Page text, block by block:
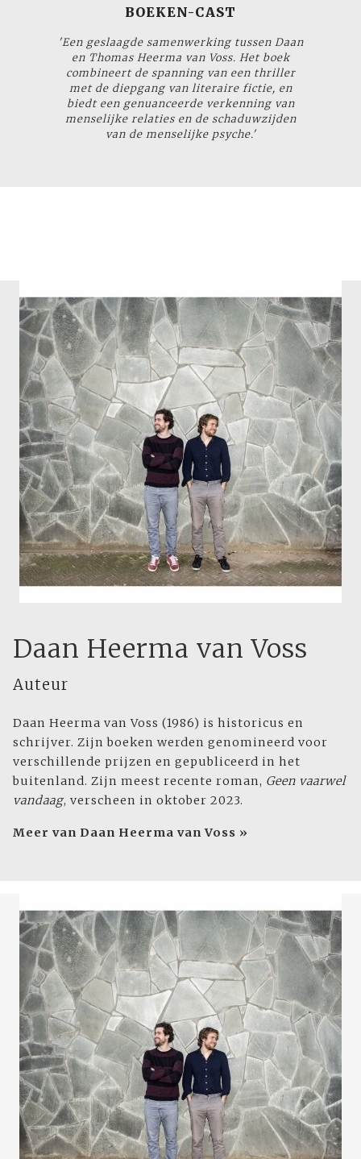
BOEKEN-CAST
'Een geslaagde samenwerking tussen Daan
en Thomas Heerma van Voss. Het boek
combineert de spanning van een thriller
met de diepgang van literaire fictie, en
biedt een genuanceerde verkenning van
menselijke relaties en de schaduwzijden
van de menselijke psyche.'
Daan Heerma van Voss
Auteur
Daan Heerma van Voss (1986) is historicus en
schrijver. Zijn boeken werden genomineerd voor
verschillende prijzen en gepubliceerd in het
buitenland. Zijn meest recente roman, Geen vaarwel
vandaag, verscheen in oktober 2023.
Meer van Daan Heerma van Voss »